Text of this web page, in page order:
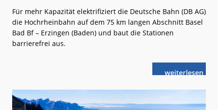
Für mehr Kapazität elektrifiziert die Deutsche Bahn (DB AG)
die Hochrheinbahn auf dem 75 km langen Abschnitt Basel
Bad Bf – Erzingen (Baden) und baut die Stationen
barrierefrei aus.
weiterlese
n
Ausbau
gestartet